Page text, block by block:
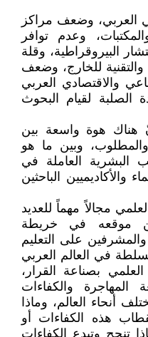
العربي، وضعف مراكز
وعدم توافر
البيروقراطية، وقلة
والتقنية للخارج، وضعف
والاقتصادي العربي
لقيام البحوث
هناك هوة واسعة بين
وبين ما هو
البشرية العاملة في
والأكاديميين الباحثين
مجالاً مهماً للعديد
موقعه في خريطة
على التعليم
في العالم العربي
بصناعة القرار،
المهاجرة والكفاءات
أنحاء العالم، وماذا
هذه الكفاءات أو
تنجح وتبدع الكفاءات